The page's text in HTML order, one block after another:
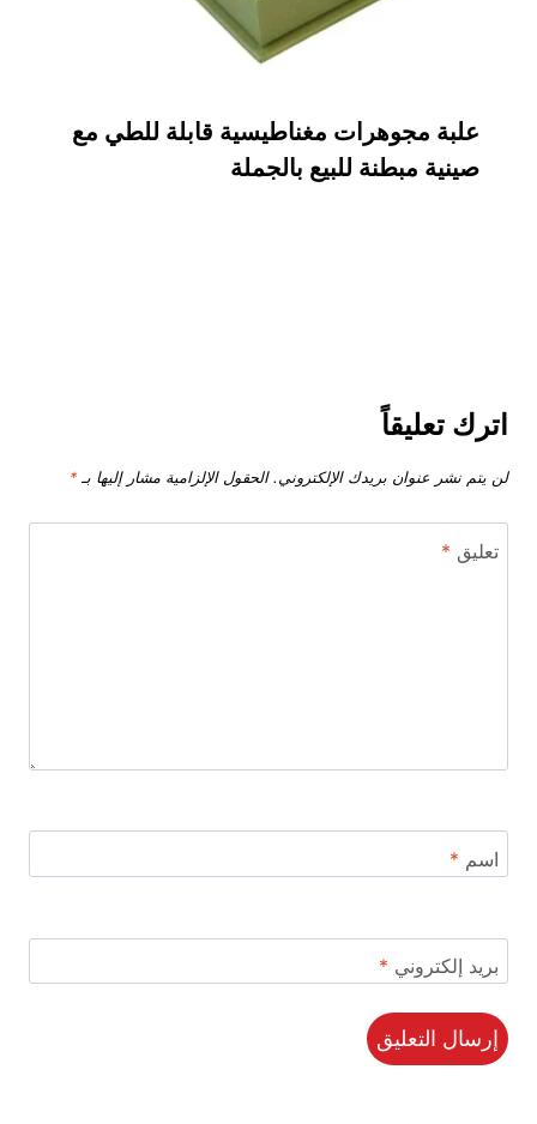
علبة مجوهرات مغناطيسية قابلة للطي مع
صينية مبطنة للبيع بالجملة
اترك تعليقاً
لن يتم نشر عنوان بريدك الإلكتروني. الحقول الإلزامية مشار إليها بـ*
تعليق *
اسم *
بريد إلكتروني *